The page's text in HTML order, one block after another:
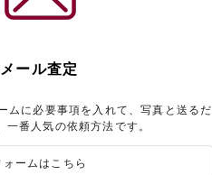
メール査定
ムに必要事項を入れて、写真と送るだ
番人気の依頼方法です。
ォームはこちら